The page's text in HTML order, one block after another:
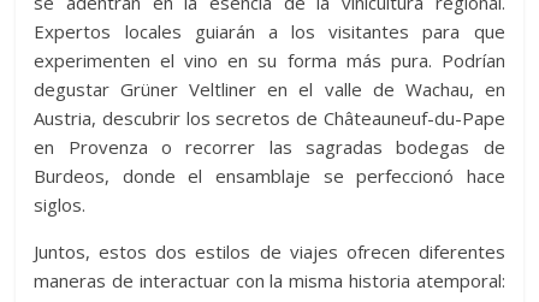
Expertos locales guiarán a los visitantes para que
experimenten el vino en su forma más pura. Podrían
degustar Grüner Veltliner en el valle de Wachau, en
Austria, descubrir los secretos de Châteauneuf-du-Pape
en Provenza o recorrer las sagradas bodegas de
Burdeos, donde el ensamblaje se perfeccionó hace
siglos.
Juntos, estos dos estilos de viajes ofrecen diferentes
maneras de interactuar con la misma historia atemporal: